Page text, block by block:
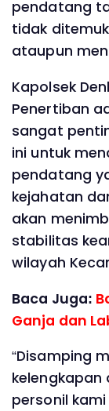
pendatang
tidak
ataupun
Kapolsek
Penertiban
sangat
ini untuk
pendatang
kejahatan
akan
stabilitas
wilayah
Baca Juga:
Ganja dan
“Disamping
kelengkapan
personil